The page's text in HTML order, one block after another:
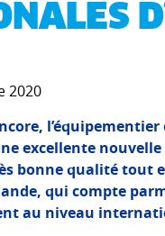
2020
excellente
bonne qualité tout
qui compte
au niveau